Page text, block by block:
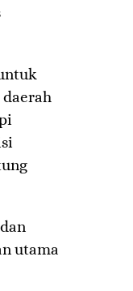
utama